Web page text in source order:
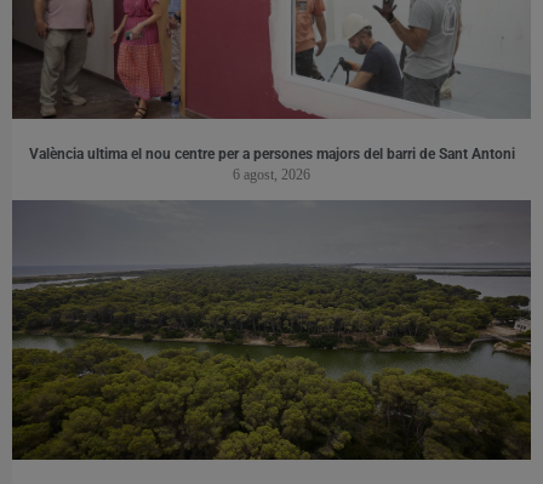
València ultima el nou centre per a persones majors del barri de Sant Antoni
6 agost, 2026